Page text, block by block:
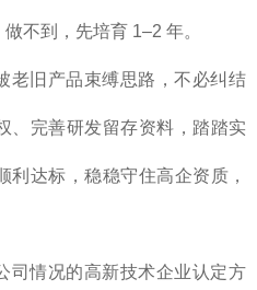
不到，先培育 1–2 年。
老旧产品束缚思路，不必纠结
、完善研发留存资料，踏踏实
利达标，稳稳守住高企资质，
司情况的高新技术企业认定方